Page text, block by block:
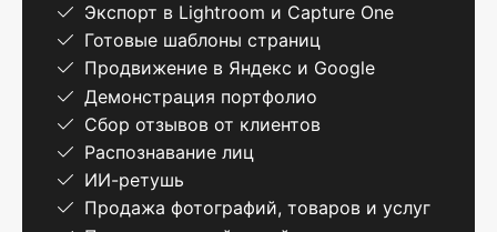
Экспорт в Lightroom и Capture One
Готовые шаблоны страниц
Продвижение в Яндекс и Google
Демонстрация портфолио
Сбор отзывов от клиентов
Распознавание лиц
ИИ-ретушь
Продажа фотографий, товаров и услуг